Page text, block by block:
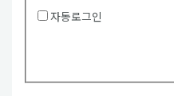
자동로그인